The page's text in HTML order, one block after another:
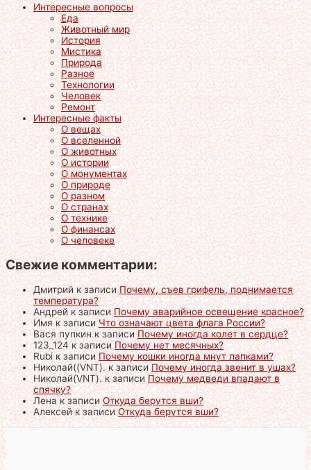
Интересные вопросы
Еда
Животный мир
История
Мистика
Природа
Разное
Технологии
Человек
Ремонт
Интересные факты
О вещах
О вселенной
О животных
О истории
О монументах
О природе
О разном
О странах
О технике
О финансах
О человеке
Свежие комментарии:
Дмитрийк записиПочему, съев грифель, поднимается
температура?
Андрейк записиПочему аварийное освещение красное?
Имяк записиЧто означают цвета флага России?
Вася пупкинк записиПочему иногда колет в сердце?
123_124к записиПочему нет месячных?
Rubiк записиПочему кошки иногда мнут лапками?
Николай((VNT).к записиПочему иногда звенит в ушах?
Николай(VNT).к записиПочему медведи впадают в
спячку?
Ленак записиОткуда берутся вши?
Алексейк записиОткуда берутся вши?